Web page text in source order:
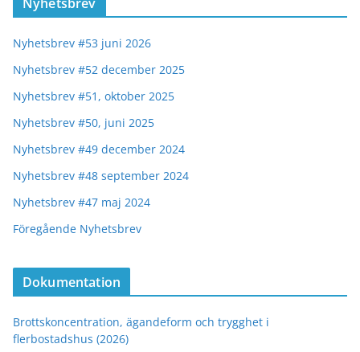
Nyhetsbrev #53 juni 2026
Nyhetsbrev #52 december 2025
Nyhetsbrev #51, oktober 2025
Nyhetsbrev #50, juni 2025
Nyhetsbrev #49 december 2024
Nyhetsbrev #48 september 2024
Nyhetsbrev #47 maj 2024
Föregående Nyhetsbrev
Dokumentation
Brottskoncentration, ägandeform och trygghet i
flerbostadshus (2026)